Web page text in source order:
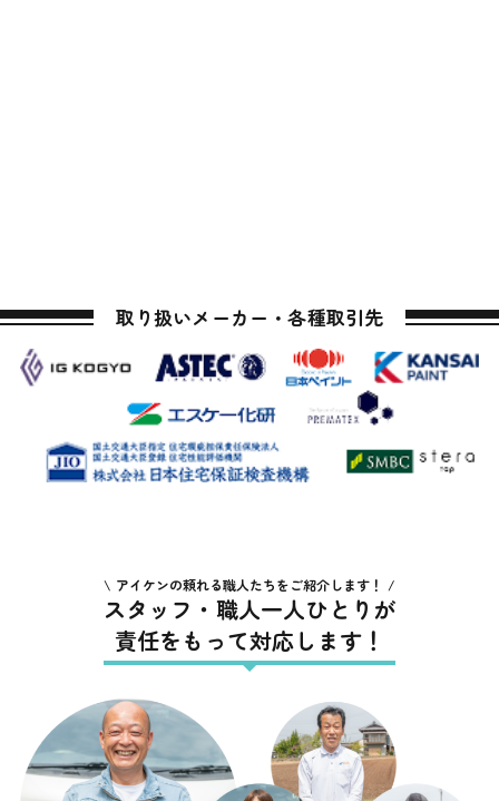
取り扱いメーカー・各種取引先
アイケンの頼れる職人たちをご紹介します！
スタッフ・職人一人ひとりが
責任をもって対応します！